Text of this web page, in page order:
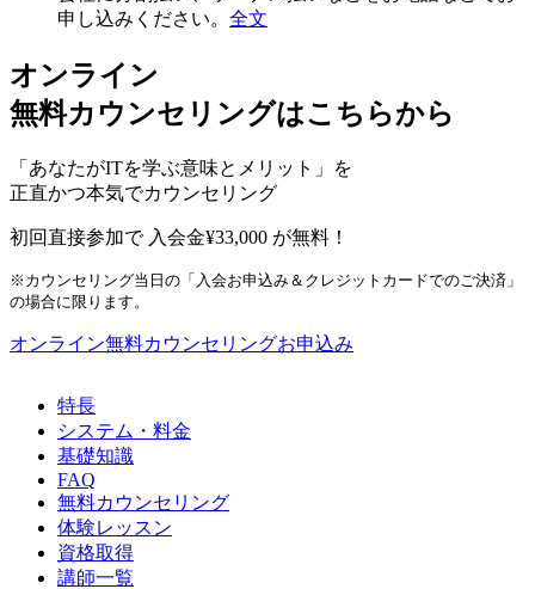
申し込みください。 全文
オンライン
無料カウンセリングはこちらから
「あなたがITを学ぶ意味とメリット」を
正直かつ本気でカウンセリング
初回直接参加で 入会金¥33,000 が無料！
※カウンセリング当日の「入会お申込み＆クレジットカードでのご決済」
の場合に限ります。
オンライン無料カウンセリングお申込み
特長
システム・料金
基礎知識
FAQ
無料カウンセリング
体験レッスン
資格取得
講師一覧